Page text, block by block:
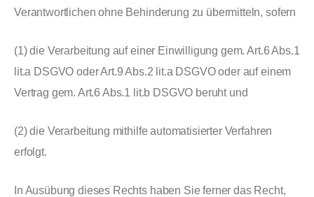
Verantwortlichen ohne Behinderung zu übermitteln, sofern
(1) die Verarbeitung auf einer Einwilligung gem. Art.6 Abs.1
lit.a DSGVO oder Art.9 Abs.2 lit.a DSGVO oder auf einem
Vertrag gem. Art.6 Abs.1 lit.b DSGVO beruht und
(2) die Verarbeitung mithilfe automatisierter Verfahren
erfolgt.
In Ausübung dieses Rechts haben Sie ferner das Recht,